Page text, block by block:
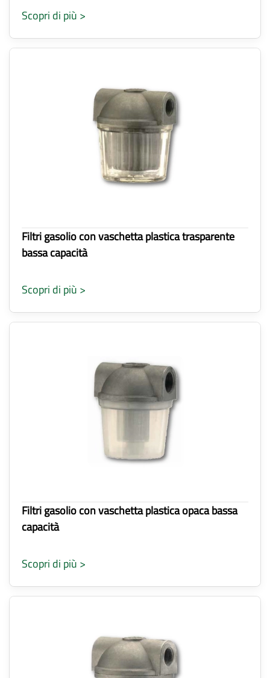
Scopri di più >
Filtri gasolio con vaschetta plastica trasparente
bassa capacità
Scopri di più >
Filtri gasolio con vaschetta plastica opaca bassa
capacità
Scopri di più >